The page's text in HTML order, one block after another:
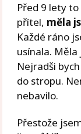
Před 9 lety
přítel, měla
Každé ráno
usínala.
Nejradši
do stropu.
nebavilo.
Přestože